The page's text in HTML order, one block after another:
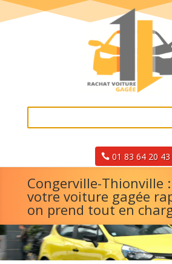
01 83 64 20 43
Congerville-Thionville
votre voiture gagée
on prend tout en